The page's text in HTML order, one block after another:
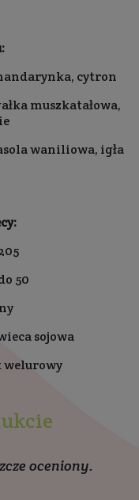
cytron
muszkatałowa,
waniliowa, igła
50
sojowa
welurowy
oceniony.